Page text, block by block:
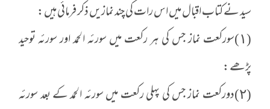
سید نے کتاب اقبال میں اس رات کی چند نمازیں ذکر فرمائی ہیں :
(١)سورکعت نماز جس کی ہر رکعت میں سورئہ الحمد اور سورئہ توحید
پڑھے :
(٢)دورکعت نماز جس کی پہلی رکعت میں سورئہ الحمد کے بعد سورئہ